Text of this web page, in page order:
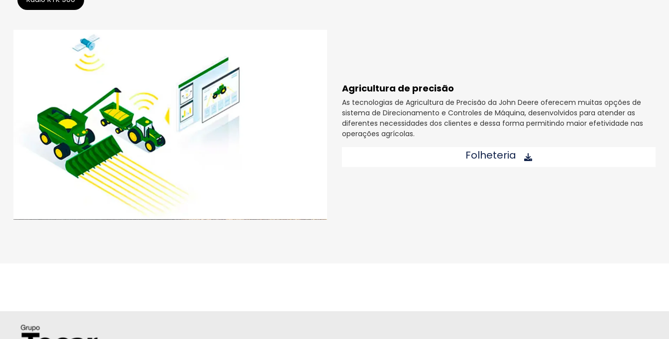
Agricultura de precisão
As tecnologias de Agricultura de Precisão da John Deere oferecem muitas opções de
sistema de Direcionamento e Controles de Máquina, desenvolvidos para atender as
diferentes necessidades dos clientes e dessa forma permitindo maior efetividade nas
operações agrícolas.
Folheteria